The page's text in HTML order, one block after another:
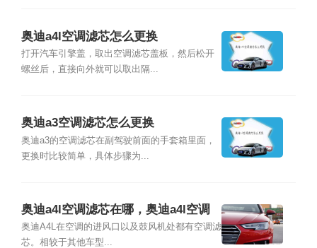
奥迪a4l空调滤芯怎么更换
打开汽车引擎盖，取出空调滤芯盖板，然后松开
螺丝后，直接向外就可以取出隔...
奥迪a3空调滤芯怎么更换
奥迪a3的空调滤芯在副驾驶前面的手套箱里面，
更换时比较简单，具体步骤为...
奥迪a4l空调滤芯在哪，奥迪a4l空调
滤芯更换教程
奥迪A4L在空调的进风口以及鼓风机处都有空调滤
芯。相较于其他车型...